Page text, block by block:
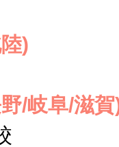
)
/岐阜/滋賀